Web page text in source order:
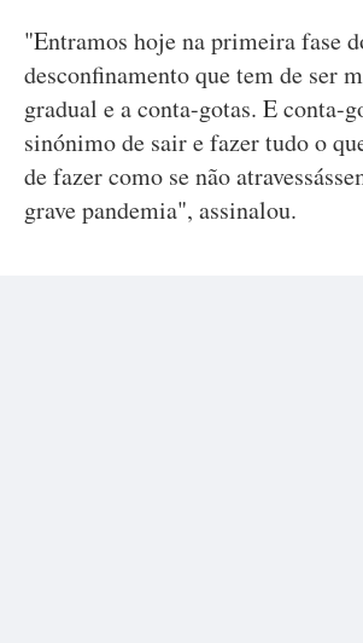
"Entramos hoje na primeira fase
desconfinamento que tem de ser
gradual e a conta-gotas. E conta-
sinónimo de sair e fazer tudo o
de fazer como se não
grave pandemia", assinalou.